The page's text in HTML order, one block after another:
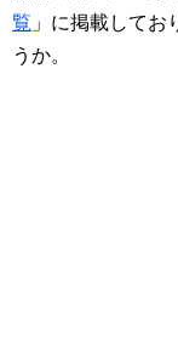
覧 」に掲載してお
うか。